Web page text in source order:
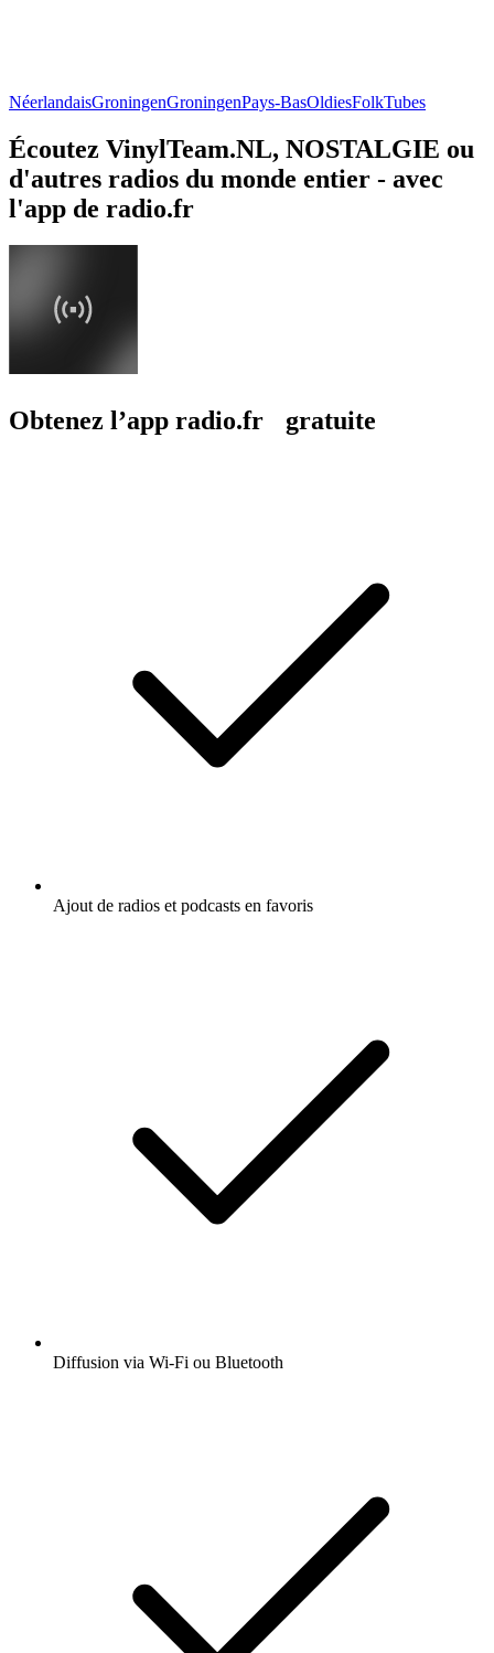
NéerlandaisGroningenGroningenPays-BasOldiesFolkTubes
Écoutez VinylTeam.NL, NOSTALGIE ou
d'autres radios du monde entier - avec
l'app de radio.fr
Obtenez l’app radio.fr gratuite
Ajout de radios et podcasts en favoris
Diffusion via Wi-Fi ou Bluetooth